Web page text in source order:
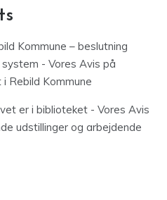
Kommune – beslutning
- Vores Avis på
Rebild Kommune
er i biblioteket - Vores Avis
udstillinger og arbejdende